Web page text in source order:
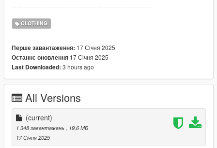
----------------------------------------------------------
CLOTHING
Перше завантаження: 17 Січня 2025
Останнє оновлення 17 Січня 2025
Last Downloaded: 3 hours ago
All Versions
(current)
1 348 завантажень
, 19,6 МБ
17 Січня 2025